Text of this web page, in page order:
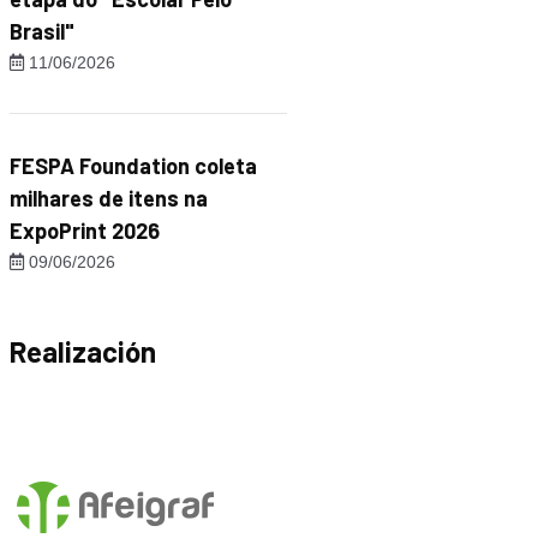
Brasil"
11/06/2026
FESPA Foundation coleta
milhares de itens na
ExpoPrint 2026
09/06/2026
Realización